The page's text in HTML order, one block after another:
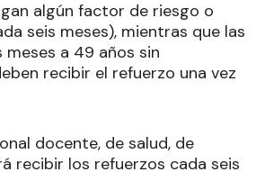
algún factor de riesgo o
seis meses), mientras que las
meses a 49 años sin
recibir el refuerzo una vez
docente, de salud, de
recibir los refuerzos cada seis